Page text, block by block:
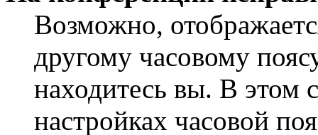
Возможно,
другому часовому
находитесь вы. В этом
настройках часовой